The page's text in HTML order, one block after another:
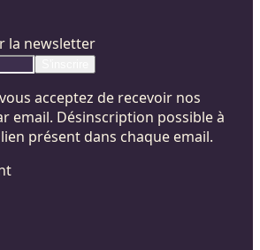
la newsletter
acceptez de recevoir nos
email. Désinscription possible à
présent dans chaque email.